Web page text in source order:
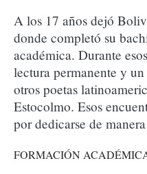
A los 17 años dejó
donde completó su
académica. Durante
lectura permanente y
otros poetas
Estocolmo. Esos
por dedicarse de
FORMACIÓN